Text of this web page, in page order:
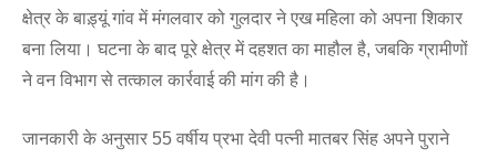
क्षेत्र के बाड़्यूं गांव में मंगलवार को गुलदार ने एख महिला को अपना शिकार
बना लिया। घटना के बाद पूरे क्षेत्र में दहशत का माहौल है, जबकि ग्रामीणों
ने वन विभाग से तत्काल कार्रवाई की मांग की है।
जानकारी के अनुसार 55 वर्षीय प्रभा देवी पत्नी मातबर सिंह अपने पुराने